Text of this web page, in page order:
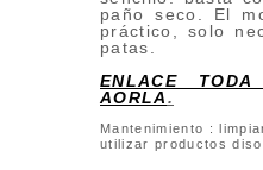
paño seco. El
práctico, solo
patas.
ENLACE
AORLA.
Mantenimiento :
utilizar productos